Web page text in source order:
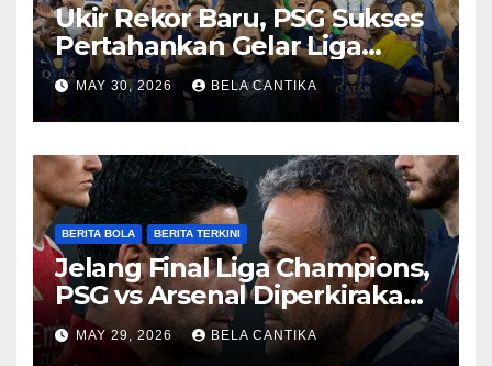
Ukir Rekor Baru, PSG Sukses
Pertahankan Gelar Liga
Champions
MAY 30, 2026 BELA CANTIKA
BERITA BOLA BERITA TERKINI
Jelang Final Liga Champions,
PSG vs Arsenal Diperkirakan
Sengit
MAY 29, 2026 BELA CANTIKA